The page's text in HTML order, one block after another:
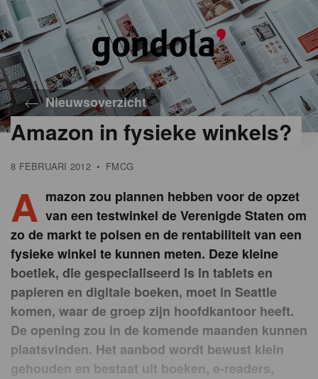
Nieuwsoverzicht
Amazon in fysieke winkels?
8 FEBRUARI 2012 • FMCG
A mazon zou plannen hebben voor de opzet
van een testwinkel de Verenigde Staten om
zo de markt te polsen en de rentabiliteit van een
fysieke winkel te kunnen meten. Deze kleine
boetiek, die gespecialiseerd is in tablets en
papieren en digitale boeken, moet in Seattle
komen, waar de groep zijn hoofdkantoor heeft.
De opening zou in de komende maanden kunnen
plaatsvinden. Het aanbod wordt bewust klein
gehouden en bestaat uit boeken, e-readers,